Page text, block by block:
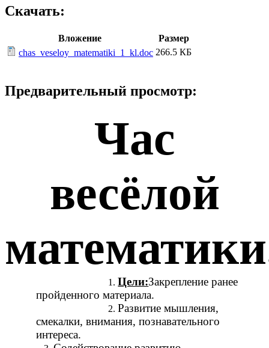
Скачать:
Вложение
Размер
chas_veseloy_matematiki_1_kl.doc 266.5 КБ
Предварительный просмотр:
Час
весёлой
Цели:Закрепление ранее
пройденного материала.
Развитие мышления,
смекалки, внимания, познавательного
интереса.